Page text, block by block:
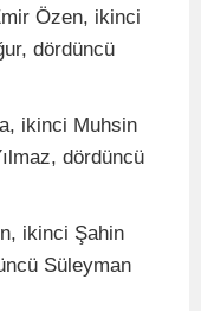
Özen, ikinci
dördüncü
ikinci Muhsin
dördüncü
ikinci Şahin
Süleyman